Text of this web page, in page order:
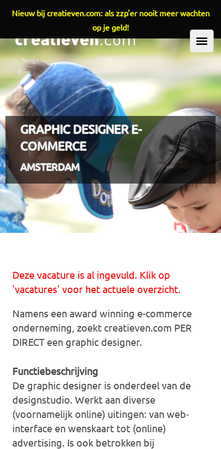
Overslaan en naar de inhoud gaan
HOOFDMENU
GRAPHIC DESIGNER E-
COMMERCE
AMSTERDAM
Deze vacature is al ingevuld. Klik op
'vacatures' voor het actuele overzicht.
Namens een award winning e-commerce
onderneming, zoekt creatieven.com PER
DIRECT een graphic designer.
Functiebeschrijving
De graphic designer is onderdeel van de
designstudio. Werkt aan diverse
(voornamelijk online) uitingen: van web‐
interface en wenskaart tot (online)
advertising. Is ook betrokken bij
Nieuw bij creatieven.com: als zzp'er nooit meer wachten
op je geld!